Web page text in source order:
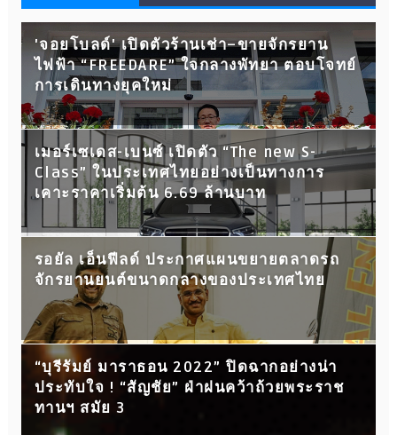
'จอยโบลด์' เปิดตัวร้านเช่า–ขายจักรยาน
ไฟฟ้า “FREEDARE” ใจกลางพัทยา ตอบโจทย์
การเดินทางยุคใหม่
เมอร์เซเดส-เบนซ์ เปิดตัว “The new S-
Class” ในประเทศไทยอย่างเป็นทางการ
เคาะราคาเริ่มต้น 6.69 ล้านบาท
รอยัล เอ็นฟีลด์ ประกาศแผนขยายตลาดรถ
จักรยานยนต์ขนาดกลางของประเทศไทย
“บุรีรัมย์ มาราธอน 2022” ปิดฉากอย่างน่า
ประทับใจ ! “สัญชัย” ฝ่าฝนคว้าถ้วยพระราช
ทานฯ สมัย 3